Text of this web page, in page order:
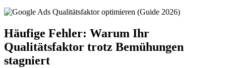
Häufige Fehler: Warum Ihr
Qualitätsfaktor trotz Bemühungen
stagniert